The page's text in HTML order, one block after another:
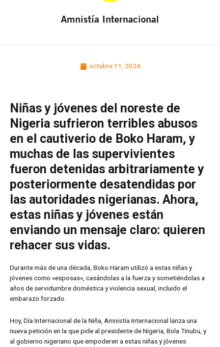
Amnistía Internacional
octubre 11, 2024
Niñas y jóvenes del noreste de
Nigeria sufrieron terribles abusos
en el cautiverio de Boko Haram, y
muchas de las supervivientes
fueron detenidas arbitrariamente y
posteriormente desatendidas por
las autoridades nigerianas. Ahora,
estas niñas y jóvenes están
enviando un mensaje claro: quieren
rehacer sus vidas.
Durante más de una década, Boko Haram utilizó a estas niñas y
jóvenes como «esposas», casándolas a la fuerza y sometiéndolas a
años de servidumbre doméstica y violencia sexual, incluido el
embarazo forzado.
Hoy, Día Internacional de la Niña, Amnistía Internacional lanza una
nueva petición en la que pide al presidente de Nigeria, Bola Tinubu, y
al gobierno nigeriano que empoderen a estas niñas y jóvenes